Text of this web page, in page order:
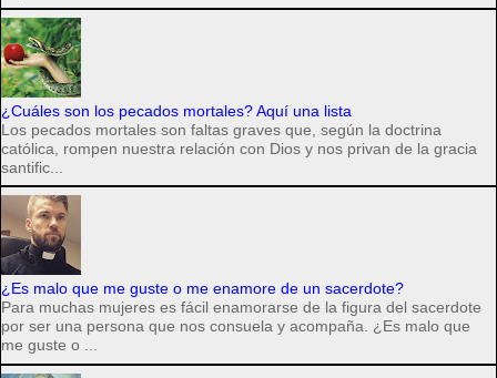
¿Cuáles son los pecados mortales? Aquí una lista
Los pecados mortales son faltas graves que, según la doctrina
católica, rompen nuestra relación con Dios y nos privan de la gracia
santific...
¿Es malo que me guste o me enamore de un sacerdote?
Para muchas mujeres es fácil enamorarse de la figura del sacerdote
por ser una persona que nos consuela y acompaña. ¿Es malo que
me guste o ...